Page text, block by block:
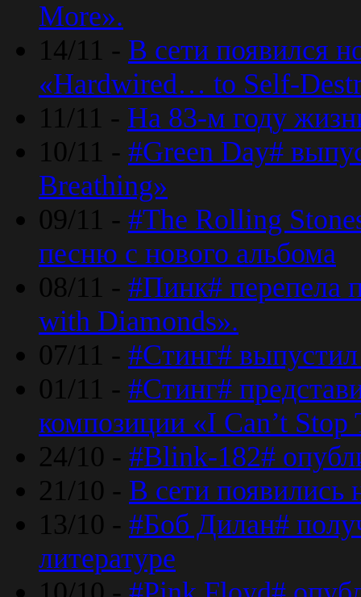
More».
14/11 - В сети появился
«Hardwired… to Self-
11/11 - На 83-м году
10/11 - #Green Day#
Breathing»
09/11 - #The Rolling
песню с нового альбома
08/11 - #Пинк# перепела
with Diamonds».
07/11 - #Стинг#
01/11 - #Стинг#
композиции «I Can’t
24/10 - #Blink-182#
21/10 - В сети появились
13/10 - #Боб Дилан#
литературе